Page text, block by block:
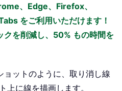
、Edge、Firefox、
をご利用いただけます！
クを削減し、50% もの時間を
ットのように、取り消し線
上に線を描画します。